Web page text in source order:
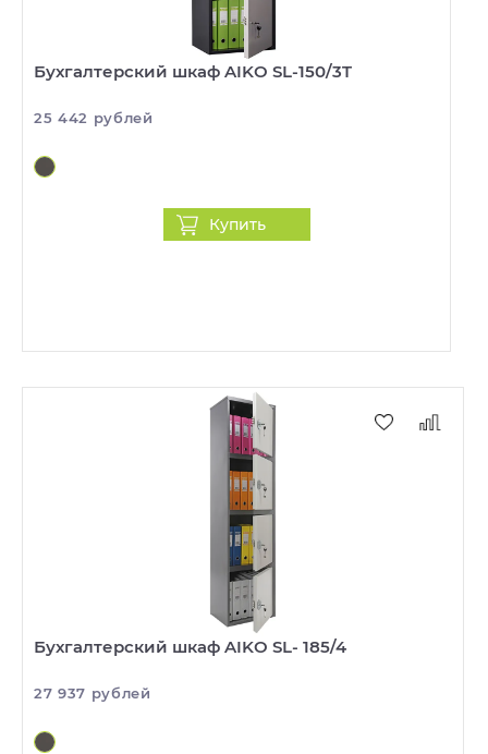
Бухгалтерский шкаф AIKO SL-150/3T
25 442 рублей
Купить
Бухгалтерский шкаф AIKO SL- 185/4
27 937 рублей